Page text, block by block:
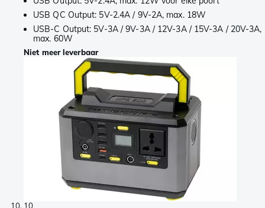
USB QC Output: 5V-2.4A / 9V-2A, max. 18W
USB-C Output: 5V-3A / 9V-3A / 12V-3A / 15V-3A / 20V-3A,
max. 60W
Niet meer leverbaar
10